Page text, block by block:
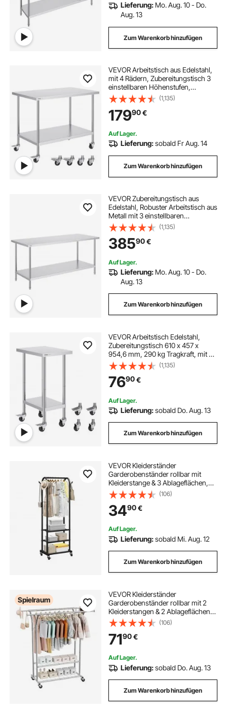
Lieferung: Mo. Aug. 10 - Do.
Aug. 13
Zum Warenkorb hinzufügen
VEVOR Arbeitstisch aus Edelstahl,
mit 4 Rädern, Zubereitungstisch 3
einstellbaren Höhenstufen,
robuster Arbeitstisch für
gewerbliche Küchen und
Restaurants, Silber
(1,135)
17990€
Auf Lager.
Lieferung:sobald Fr Aug. 14
Zum Warenkorb hinzufügen
VEVOR Zubereitungstisch aus
Edelstahl, Robuster Arbeitstisch aus
Metall mit 3 einstellbaren
Höhenstufen, Arbeitsstation für
Küche, Garage, Restaurant,
Hinterhof 762 x 1829 x 864 mm
(1,135)
38590€
Auf Lager.
Lieferung: Mo. Aug. 10 - Do.
Aug. 13
Zum Warenkorb hinzufügen
VEVOR Arbeitstisch Edelstahl,
Zubereitungstisch 610 x 457 x
954,6 mm, 290 kg Tragkraft, mit 4
Rädern, 3 einstellbaren
Höhenstufen, Arbeitstisch zur
Lebensmittelzubereitung für
gewerbliche Restaurants
(1,135)
7690€
Auf Lager.
Lieferung:sobald Do. Aug. 13
Zum Warenkorb hinzufügen
VEVOR Kleiderständer
Garderobenständer rollbar mit
Kleiderstange & 3 Ablageflächen,
bis 45 kg belastbar, robuster
Kleiderständer aus Karbonstahl für
Schlafzimmer Waschküche
Wohnzimmer
(106)
3490€
Auf Lager.
Lieferung:sobald Mi. Aug. 12
Zum Warenkorb hinzufügen
Spielraum
VEVOR Kleiderständer
Garderobenständer rollbar mit 2
Kleiderstangen & 2 Ablageflächen,
bis 120 kg belastbar,
höhenverstellbarer Kleiderständer
aus Karbonstahl für Schlafzimmer
Waschküche
(106)
7190€
Auf Lager.
Lieferung:sobald Do. Aug. 13
Zum Warenkorb hinzufügen